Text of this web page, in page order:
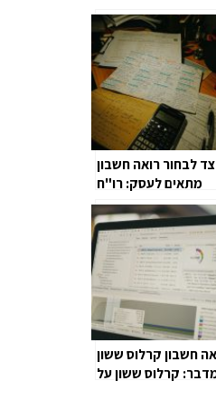
לבחור רואה חשבון
מתאים לעסק: רו"ח
ששון מסביר על
קבלת ההחלטות
חשבון קרלוס ששון
קרלוס ששון על